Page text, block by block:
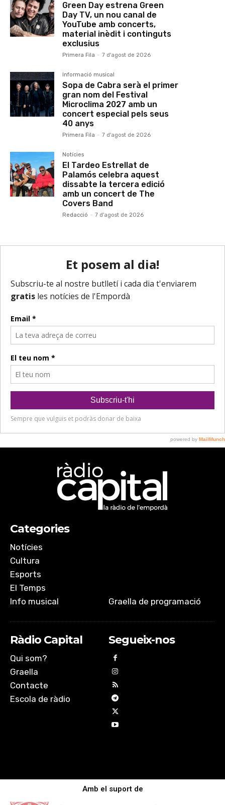
Green Day estrena Green
Day TV, un nou canal de
YouTube amb concerts,
material inèdit i continguts
exclusius
Primera Fila - 7 d'agost de 2026
Informació musical
Sopa de Cabra serà el primer
gran nom del Festival
Microclima 2027 amb un
concert especial pels seus
40 anys
Primera Fila - 7 d'agost de 2026
Notícies
El Tardeo Estrellat de
Palamós celebra aquest
dissabte la tercera edició
amb un concert de The
Covers Band
Redacció - 7 d'agost de 2026
Categories
Notícies
Cultura
Esports
El Temps
Info musical
Graella de programació
Ràdio Capital
Qui som?
Graella
Contacte
Escola de ràdio
Segueix-nos
Amb el suport de